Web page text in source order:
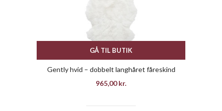
GÅ TIL BUTIK
Gently hvid – dobbelt langhåret fåreskind
965,00kr.